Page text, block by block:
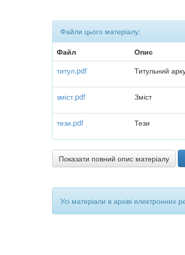
Файли цього матеріалу:
Файл
Опис
титул.pdf
Титульний
зміст.pdf Зміст
тези.pdf Тези
Показати повний опис матеріалу
Усі матеріали в архіві електронних